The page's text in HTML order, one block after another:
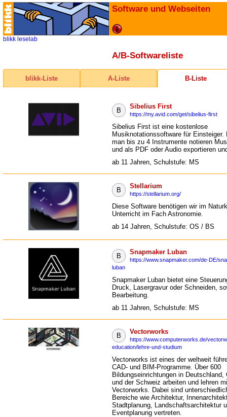
Software und Webseiten
blikk leselab
A/B-Softwareliste
blikk-Liste A-Liste B-Liste
B
Sibelius First
https://my.avid.com/get/sibelius-first
Sibelius First ist eine kostenlose
Musiknotationssoftware für Einsteiger.
man bis zu 4 Instrumente notieren
und als PDF oder Audio exportieren
ab 11 Jahren, Schulstufe: MS
B
Stellarium
https://stellarium.org/
Diese Software benötigen wir im
Unterricht im Fach Astronomie.
ab 14 Jahren, Schulstufe: OS / BS
B
Snapmaker Luban
https://www.snapmaker.com/de-DE/
luban
Snapmaker Luban bietet eine
Druck, Lasergravur oder Schneiden,
Bearbeitung.
ab 11 Jahren, Schulstufe: MS
B
Vectorworks
https://www.computerworks.de/
education/lehre-und-studium
Vectorworks ist eines der weltweit
CAD- und BIM-Programme. Über 600
Bildungseinrichtungen in Deutschland,
und der Schweiz arbeiten und lehren
Vectorworks. Dabei sind
Bereiche wie Architektur,
Stadtplanung, Landschaftsarchitektur
Eventplanung vertreten.